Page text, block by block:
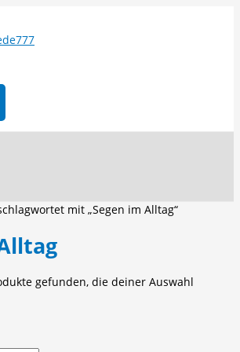
mit „Segen im Alltag“
gefunden, die deiner Auswahl